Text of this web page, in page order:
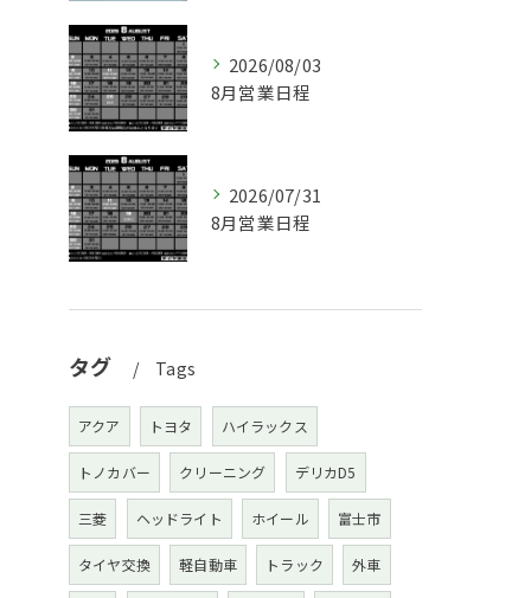
2026/08/03
8月営業日程
2026/07/31
8月営業日程
タグ Tags
アクア トヨタ ハイラックス
トノカバー クリーニング デリカD5
三菱 ヘッドライト ホイール 富士市
タイヤ交換 軽自動車 トラック 外車